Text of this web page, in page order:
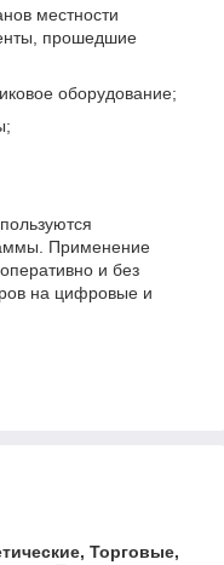
местности
прошедшие
оборудование;
Применение
и без
на цифровые и
Торговые,